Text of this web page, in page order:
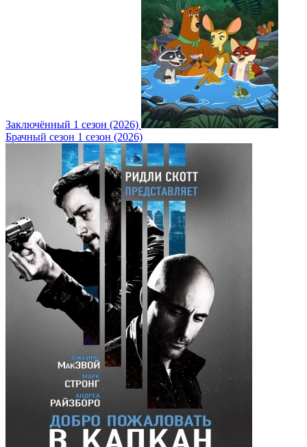
Заключённый 1 сезон (2026)
Брачный сезон 1 сезон (2026)